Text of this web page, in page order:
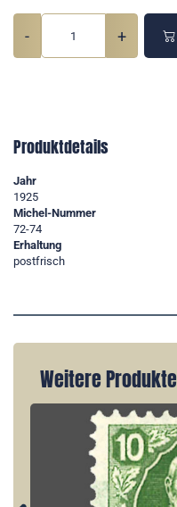
- +
Produktdetails
Jahr
1925
Michel-Nummer
72-74
Erhaltung
postfrisch
Weitere Produkte